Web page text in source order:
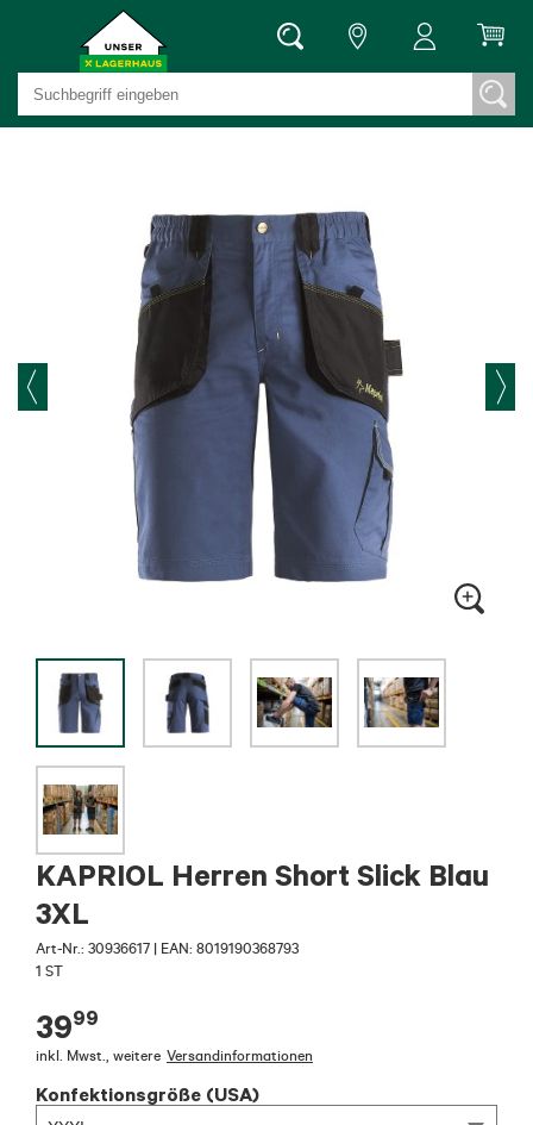
KAPRIOL Herren Short Slick Blau
3XL
Art-Nr.: 30936617 | EAN: 8019190368793
1 ST
3999
inkl. Mwst. weitere Versandinformationen
Konfektionsgröße (USA)